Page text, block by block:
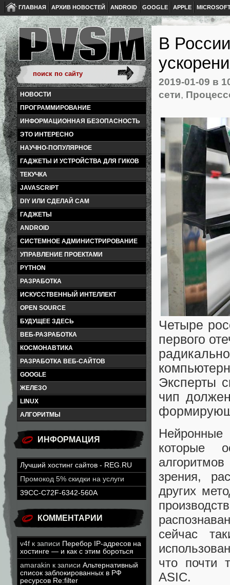
ГЛАВНАЯ АРХИВ НОВОСТЕЙ ANDROID GOOGLE APPLE
НОВОСТИ
ПРОГРАММИРОВАНИЕ
ИНФОРМАЦИОННАЯ БЕЗОПАСНОСТЬ
ЭТО ИНТЕРЕСНО
НАУЧНО-ПОПУЛЯРНОЕ
ГАДЖЕТЫ И УСТРОЙСТВА ДЛЯ ГИКОВ
ТЕКУЧКА
JAVASCRIPT
DIY ИЛИ СДЕЛАЙ САМ
ГАДЖЕТЫ
ANDROID
СИСТЕМНОЕ АДМИНИСТРИРОВАНИЕ
УПРАВЛЕНИЕ ПРОЕКТАМИ
PYTHON
РАЗРАБОТКА
ИСКУССТВЕННЫЙ ИНТЕЛЛЕКТ
OPEN SOURCE
БУДУЩЕЕ ЗДЕСЬ
ВЕБ-РАЗРАБОТКА
КОСМОНАВТИКА
РАЗРАБОТКА ВЕБ-САЙТОВ
GOOGLE
ЖЕЛЕЗО
LINUX
АЛГОРИТМЫ
ИНФОРМАЦИЯ
Лучший хостинг сайтов - REG.RU
Промокод 5% скидки на услуги
39CC-C72F-6342-560A
КОММЕНТАРИИ
v4f к записи Перебор IP-адресов на
хостинге — и как с этим бороться
amarakin к записи Альтернативный
список заблокированных в РФ
ресурсов Re:filter
В
2019-01-09 в
сети,
Четыре
первого
Эксперты
чип
которые
зрения,
других
сейчас
что почти
ASIC.